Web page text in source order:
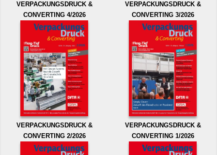
VERPACKUNGSDRUCK &
CONVERTING 4/2026
VERPACKUNGSDRUCK &
CONVERTING 3/2026
VERPACKUNGSDRUCK &
CONVERTING 2/2026
VERPACKUNGSDRUCK &
CONVERTING 1/2026